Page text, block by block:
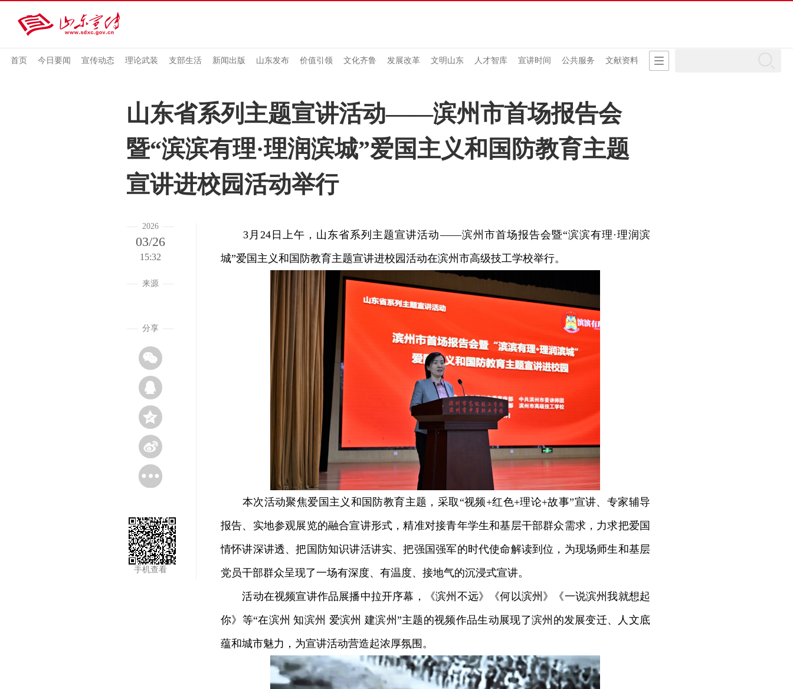
首页 今日要闻 宣传动态 理论武装 支部生活 新闻出版 山东发布 价值引领 文化齐鲁 发展改革 文明山东 人才智库 宣讲时间 公共服务 文献资料
山东省系列主题宣讲活动——滨州市首场报告会
暨“滨滨有理·理润滨城”爱国主义和国防教育主题
宣讲进校园活动举行
2026
03/26
15:32
来源
分享
手机查看
3月24日上午，山东省系列主题宣讲活动——滨州市首场报告会暨“滨滨有理·理润滨
城”爱国主义和国防教育主题宣讲进校园活动在滨州市高级技工学校举行。
本次活动聚焦爱国主义和国防教育主题，采取“视频+红色+理论+故事”宣讲、专家辅导
报告、实地参观展览的融合宣讲形式，精准对接青年学生和基层干部群众需求，力求把爱国
情怀讲深讲透、把国防知识讲活讲实、把强国强军的时代使命解读到位，为现场师生和基层
党员干部群众呈现了一场有深度、有温度、接地气的沉浸式宣讲。
活动在视频宣讲作品展播中拉开序幕，《滨州不远》《何以滨州》《一说滨州我就想起
你》等“在滨州 知滨州 爱滨州 建滨州”主题的视频作品生动展现了滨州的发展变迁、人文底
蕴和城市魅力，为宣讲活动营造起浓厚氛围。